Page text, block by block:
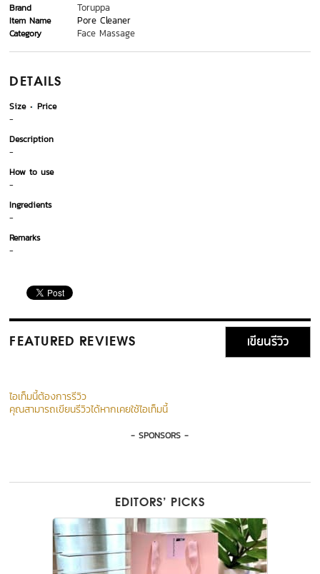
Brand Toruppa
Item Name Pore Cleaner
Category Face Massage
DETAILS
Size
Price
-
Description
-
How to use
-
Ingredients
-
Remarks
-
FEATURED REVIEWS เขียนรีวิว
ไอเท็มนี้ต้องการรีวิว
คุณสามารถเขียนรีวิวได้หากเคยใช้ไอเท็มนี้
- SPONSORS -
EDITORS’ PICKS